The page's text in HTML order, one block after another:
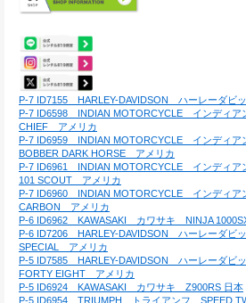
P-7 ID7155　HARLEY-DAVIDSON　ハーレーダビ
P-7 ID6598　INDIAN MOTORCYCLE　インディ
CHIEF　アメリカ
P-7 ID6959　INDIAN MOTORCYCLE　インディ
BOBBER DARK HORSE　アメリカ
P-7 ID6961　INDIAN MOTORCYCLE　インディア
101 SCOUT　アメリカ
P-7 ID6960　INDIAN MOTORCYCLE　インディ
CARBON　アメリカ
P-6 ID6962　KAWASAKI　カワサキ　NINJA
P-6 ID7206　HARLEY-DAVIDSON　ハーレーダビ
SPECIAL　アメリカ
P-5 ID7585　HARLEY-DAVIDSON　ハーレーダビ
FORTY EIGHT　アメリカ
P-5 ID6924　KAWASAKI　カワサキ　Z900RS 日本
P-5 ID6954　TRIUMPH　トライアンフ　SPEED